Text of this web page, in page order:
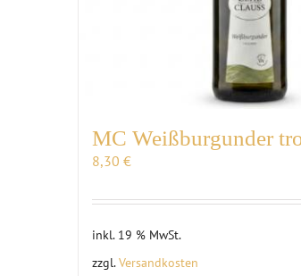
MC Weißburgunder
8,30 €
inkl. 19 % MwSt.
zzgl.Versandkosten